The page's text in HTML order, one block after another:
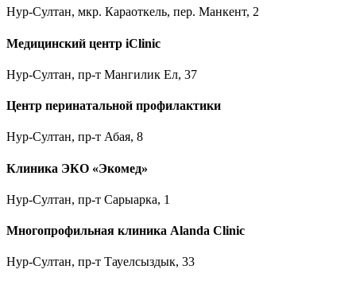
Нур-Султан, мкр. Караоткель, пер. Манкент, 2
Медицинский центр iClinic
Нур-Султан, пр-т Мангилик Ел, 37
Центр перинатальной профилактики
Нур-Султан, пр-т Абая, 8
Клиника ЭКО «Экомед»
Нур-Султан, пр-т Сарыарка, 1
Многопрофильная клиника Alanda Clinic
Нур-Султан, пр-т Тауелсыздык, 33